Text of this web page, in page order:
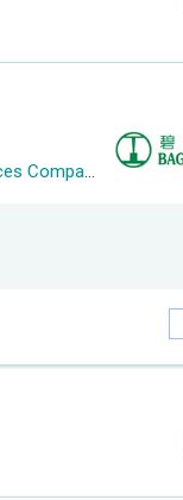
Baguio Cleaning Services Company Limited